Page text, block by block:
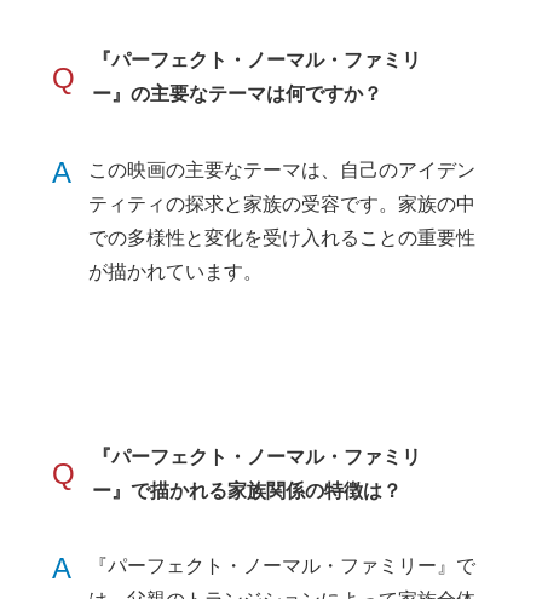
Q
『パーフェクト・ノーマル・ファミリ
ー』の主要なテーマは何ですか？
A
この映画の主要なテーマは、自己のアイデン
ティティの探求と家族の受容です。家族の中
での多様性と変化を受け入れることの重要性
が描かれています。
Q
『パーフェクト・ノーマル・ファミリ
ー』で描かれる家族関係の特徴は？
A
『パーフェクト・ノーマル・ファミリー』で